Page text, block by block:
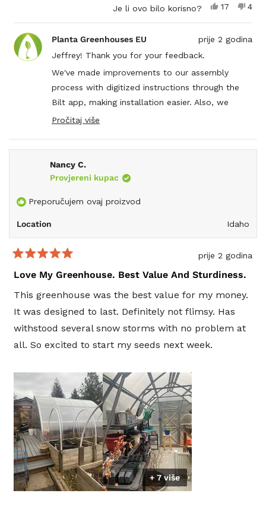
greenhouse temperature? Successfully automating
cooling is the big challenge. The vents don't fit well
and are prone to wind damage and there is no easy
way to add a fan and louvre set up.
to heat it afforddably in a cold climate>
This is an OK but not sensational unit. Compare
funtionality,
Je li ovo bilo korisno?
Da,
recenzija
korisnika
je
korisna.
17
je
glasalo
Ne,
4
nije
Planta Greenhouses EU
prije 2 godina
Jeffrey! Thank you for your feedback.
We've made improvements to our assembly
process with digitized instructions through the
Bilt app, making installation easier. Also, we
recommend exploring our articles where you can
Additionally, our Facebook group is a great
resource where fellow gardeners share practical
and encourage careful consideration :)
Pročitaj više
more
about
review
reply
Nancy C.
Provjereni kupac
Preporučujem ovaj proizvod
Location Idaho
s
od
zvjezdica
prije 2 godina
Love My Greenhouse. Best Value And Sturdiness.
This greenhouse was the best value for my money.
It was designed to last. Definitely not flimsy. Has
withstood several snow storms with no problem at
all. So excited to start my seeds next week.
+ 7 više